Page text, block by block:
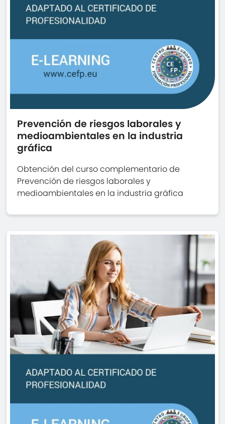
Prevención de riesgos laborales y
medioambientales en la industria
gráfica
Obtención del curso complementario de
Prevención de riesgos laborales y
medioambientales en la industria gráfica